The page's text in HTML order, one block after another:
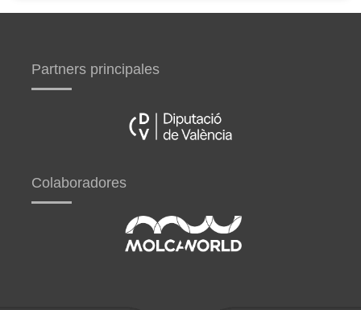
Partners principales
Colaboradores